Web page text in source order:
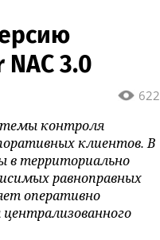
3.0
622
контроля
клиентов. В
в территориально
равноправных
оперативно
централизованного